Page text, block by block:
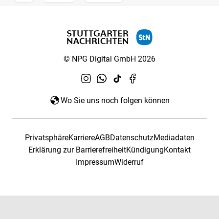
© NPG Digital GmbH 2026
Wo Sie uns noch folgen können
PrivatsphäreKarriereAGBDatenschutzMediadaten
Erklärung zur BarrierefreiheitKündigungKontakt
ImpressumWiderruf